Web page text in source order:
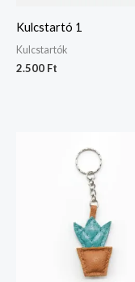
Kulcstartó 1
Kulcstartók
2.500 Ft